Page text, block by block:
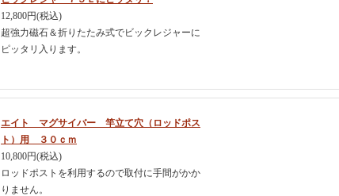
12,800円(税込)
超強力磁石＆折りたたみ式でビックレジャーに
ピッタリ入ります。
エイト マグサイバー 竿立て穴（ロッドポス
ト）用 ３０ｃｍ
10,800円(税込)
ロッドポストを利用するので取付に手間がかか
りません。